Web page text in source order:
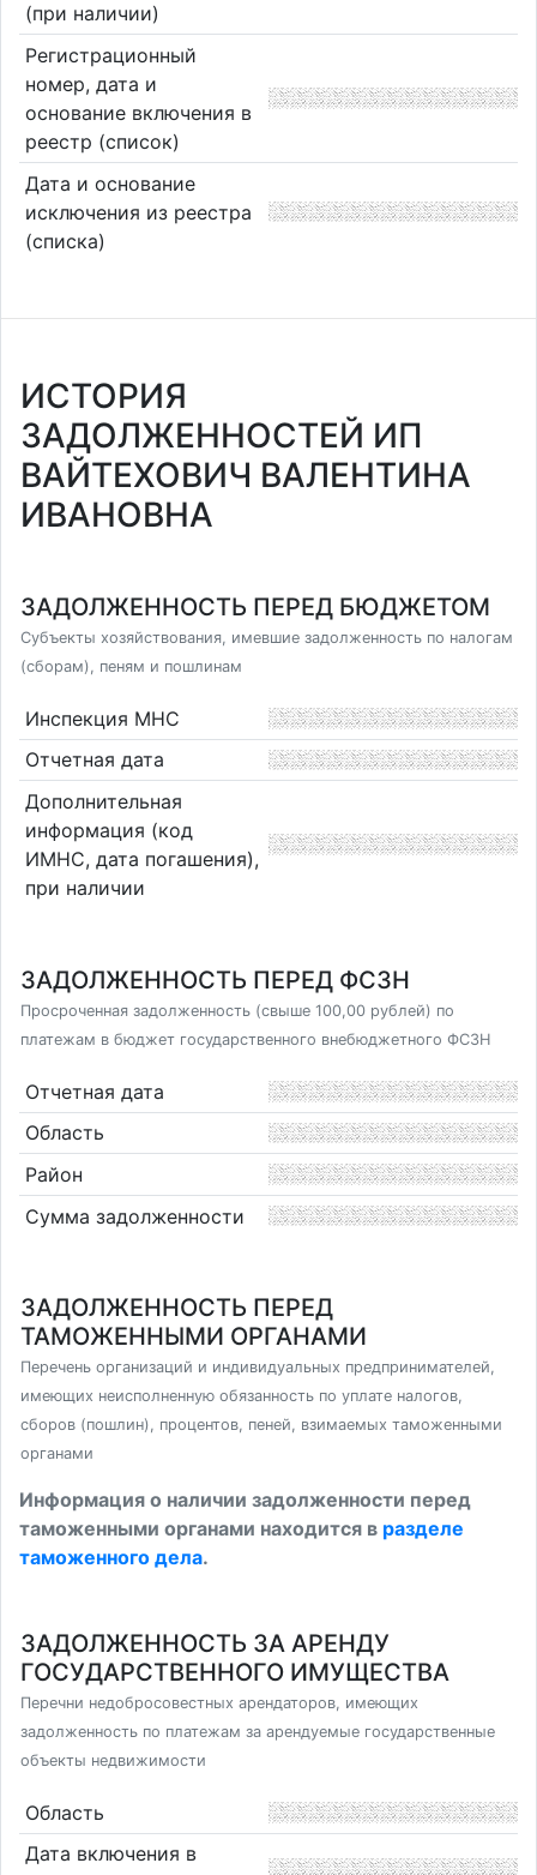
(при наличии)
Регистрационный
номер, дата и
основание включения в
реестр (список)
Дата и основание
исключения из реестра
(списка)
ИСТОРИЯ
ЗАДОЛЖЕННОСТЕЙ ИП
ВАЙТЕХОВИЧ ВАЛЕНТИНА
ИВАНОВНА
ЗАДОЛЖЕННОСТЬ ПЕРЕД БЮДЖЕТОМ
Субъекты хозяйствования, имевшие задолженность по налогам
(сборам), пеням и пошлинам
Инспекция МНС
Отчетная дата
Дополнительная
информация (код
ИМНС, дата погашения),
при наличии
ЗАДОЛЖЕННОСТЬ ПЕРЕД ФСЗН
Просроченная задолженность (свыше 100,00 рублей) по
платежам в бюджет государственного внебюджетного ФСЗН
Отчетная дата
Область
Район
Сумма задолженности
ЗАДОЛЖЕННОСТЬ ПЕРЕД
ТАМОЖЕННЫМИ ОРГАНАМИ
Перечень организаций и индивидуальных предпринимателей,
имеющих неисполненную обязанность по уплате налогов,
сборов (пошлин), процентов, пеней, взимаемых таможенными
органами
Информация о наличии задолженности перед
таможенными органами находится в разделе
таможенного дела.
ЗАДОЛЖЕННОСТЬ ЗА АРЕНДУ
ГОСУДАРСТВЕННОГО ИМУЩЕСТВА
Перечни недобросовестных арендаторов, имеющих
задолженность по платежам за арендуемые государственные
объекты недвижимости
Область
Дата включения в